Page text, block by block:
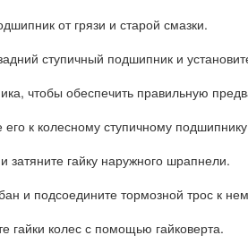
от грязи и старой смазки.
ступичный подшипник и
чтобы обеспечить правильную
его к колесному ступичному
затяните гайку наружного шрапнели.
и подсоедините тормозной трос к
гайки колес с помощью гайковерта.